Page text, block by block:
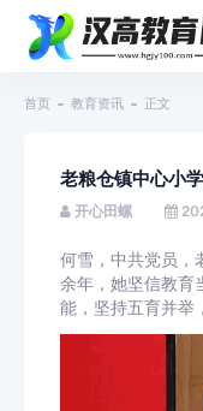
首页 教育资讯 正文
老粮仓镇中心小
开心田螺
何雪，中共党员，
余年，她坚信教育
能，坚持五育并举，